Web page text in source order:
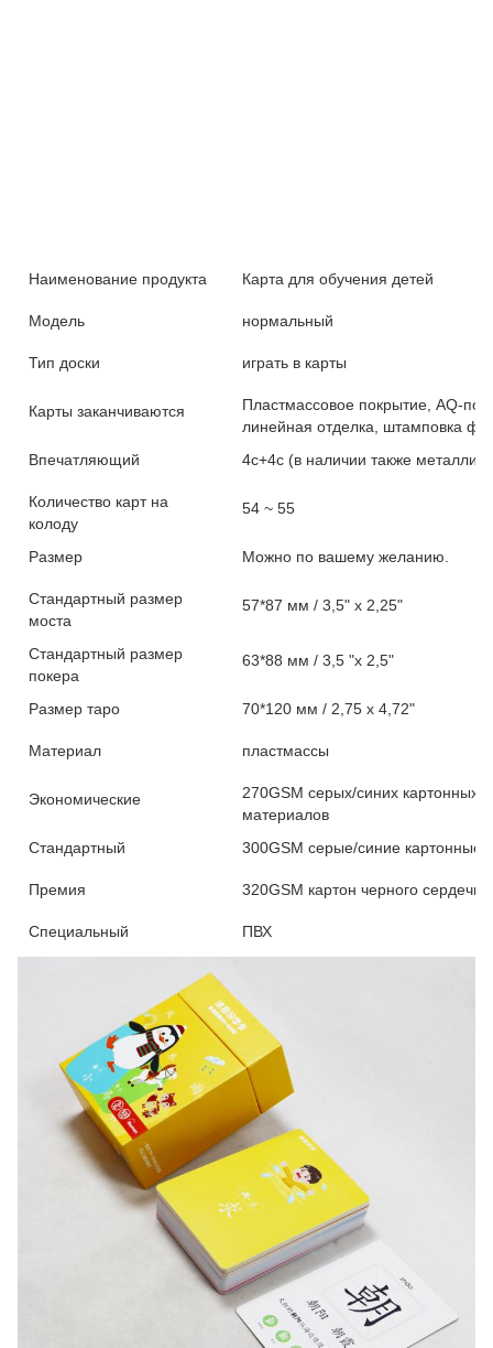
Наименование продукта Карта для обучения детей
Модель нормальный
Тип доски играть в карты
Карты заканчиваются
Пластмассовое покрытие, AQ-
линейная отделка, штамповка
Впечатляющий
4c+4c (в наличии также
Количество карт на
колоду
54 ~ 55
Размер Можно по вашему желанию.
Стандартный размер
моста
57*87 мм / 3,5" х 2,25"
Стандартный размер
покера
63*88 мм / 3,5 "х 2,5"
Размер таро 70*120 мм / 2,75 х 4,72"
Материал пластмассы
Экономические
270GSM серых/синих картонных
материалов
Стандартный
300GSM серые/синие картонные
Премия 320GSM картон черного
Специальный ПВХ